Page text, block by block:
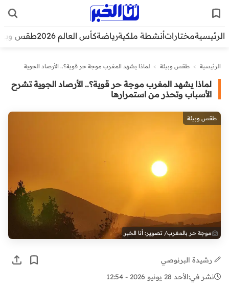
الرئيسيةمختاراتأنشطة ملكيةرياضةكأس العالم 2026 طقس
الرئيسية > طقس وبيئة > لماذا يشهد المغرب موجة حر قوية؟.. الأرصاد الجوية
لماذا يشهد المغرب موجة حر قوية؟.. الأرصاد الجوية تشرح
الأسباب وتحذر من استمرارها
طقس وبيئة
موجة حر بالمغرب/ تصوير: أنا الخبر
رشيدة البرنوصي
نشر في:الأحد 28 يونيو 2026 - 12:54